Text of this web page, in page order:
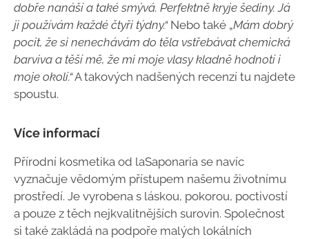
dobře nanáší a také smývá. Perfektně kryje šediny. Já
ji používám každé čtyři týdny.“Nebo také „Mám dobrý
pocit, že si nenechávám do těla vstřebávat chemická
barviva a těší mě, že mi moje vlasy kladně hodnotí i
moje okolí.“A takových nadšených recenzí tu najdete
spoustu.
Více informací
Přírodní kosmetika od laSaponaria se navíc
vyznačuje vědomým přístupem našemu životnímu
prostředí. Je vyrobena s láskou, pokorou, poctivostí
a pouze z těch nejkvalitnějších surovin. Společnost
si také zakládá na podpoře malých lokálních